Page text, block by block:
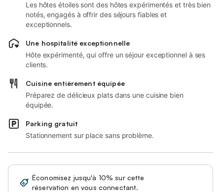
Les hôtes étoiles sont des hôtes expérimentés et très bien
notés, engagés à offrir des séjours fiables et
exceptionnels.
Une hospitalité exceptionnelle
Hôte expérimenté, qui offre un séjour exceptionnel à ses
clients.
Cuisine entièrement équipée
Préparez de délicieux plats dans une cuisine bien
équipée.
Parking gratuit
Stationnement sur place sans problème.
Économisez jusqu'à 10% sur cette
réservation en vous connectant.